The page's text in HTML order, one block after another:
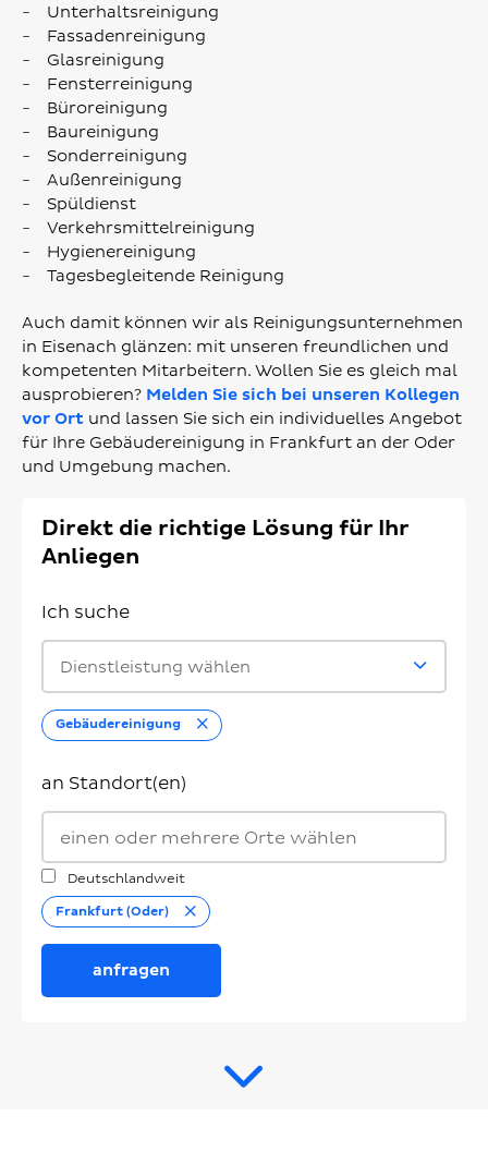
Unterhaltsreinigung
Fassadenreinigung
Glasreinigung
Fensterreinigung
Büroreinigung
Baureinigung
Sonderreinigung
Außenreinigung
Spüldienst
Verkehrsmittelreinigung
Hygienereinigung
Tagesbegleitende Reinigung
Auch damit können wir als Reinigungsunternehmen
in Eisenach glänzen: mit unseren freundlichen und
kompetenten Mitarbeitern. Wollen Sie es gleich mal
ausprobieren? Melden Sie sich bei unseren Kollegen
vor Ort und lassen Sie sich ein individuelles Angebot
für Ihre Gebäudereinigung in Frankfurt an der Oder
und Umgebung machen.
Direkt die richtige Lösung für Ihr
Anliegen
Ich suche
Dienstleistung wählen
Gebäudereinigung Entfernen
an Standort(en)
Deutschlandweit
Frankfurt (Oder)
Entfernen
anfragen